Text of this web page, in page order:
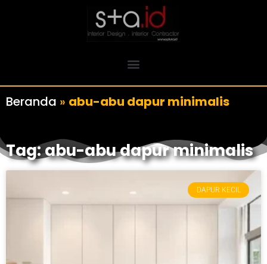
Beranda » abu-abu dapur minimalis
Tag: abu-abu dapur minimalis
DAPUR KECIL